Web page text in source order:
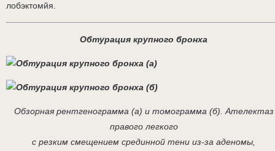
лобэктомйя.
Обтурация крупного бронха
Обзорная рентгенограмма (а) и томограмма (б). Ателектаз
правого легкого
с резким смещением срединной тени из-за аденомы,